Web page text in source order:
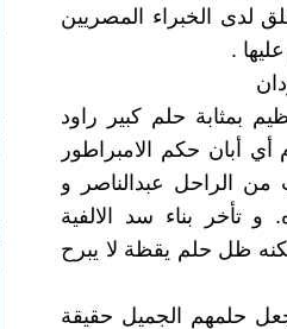
لدى الخبراء المصريين
.
بمثابة حلم كبير راود
لعقود من الزمان . و بالاحري منذ العام 1933م أي أبان حكم الامبراطور
من الراحل عبدالناصر و
تأخر بناء سد الالفية
ظل حلم يقظة لا يبرح
في جعل حلمهم الجميل حقيقة